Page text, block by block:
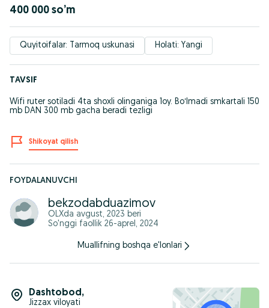
400 000 so’m
Quyitoifalar: Tarmoq uskunasi Holati: Yangi
TAVSIF
Wifi ruter sotiladi 4ta shoxli olinganiga 1oy. Boʻlmadi smkartali 150
mb DAN 300 mb gacha beradi tezligi
Shikoyat qilish
FOYDALANUVCHI
bekzodabduazimov
OLXda avgust, 2023 beri
So'nggi faollik 26-aprel, 2024
Muallifning boshqa e'lonlari
Dashtobod ,
Jizzax viloyati